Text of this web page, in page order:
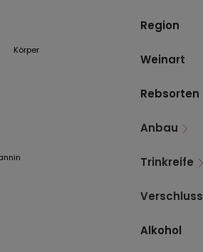
Körper
Region
Weinart
Rebsorten
Anbau
Trinkreife
Verschluss
Alkohol